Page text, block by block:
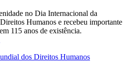
no Dia Internacional da
Humanos e recebeu importante
115 anos de existência.